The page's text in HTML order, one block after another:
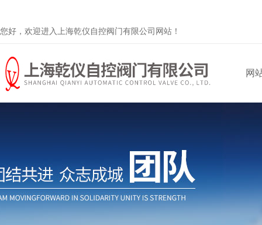
您好，欢迎进入上海乾仪自控阀门有限公司网站！
网